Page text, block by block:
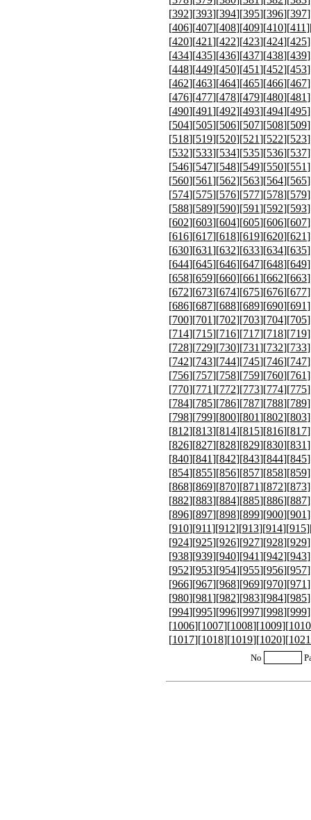
[392][393][394][395][396][397
[406][407][408][409][410][411
[420][421][422][423][424][425
[434][435][436][437][438][439
[448][449][450][451][452][453
[462][463][464][465][466][467
[476][477][478][479][480][481
[490][491][492][493][494][495
[504][505][506][507][508][509
[518][519][520][521][522][523
[532][533][534][535][536][537
[546][547][548][549][550][551
[560][561][562][563][564][565
[574][575][576][577][578][579
[588][589][590][591][592][593
[602][603][604][605][606][607
[616][617][618][619][620][621
[630][631][632][633][634][635
[644][645][646][647][648][649
[658][659][660][661][662][663
[672][673][674][675][676][677
[686][687][688][689][690][691
[700][701][702][703][704][705
[714][715][716][717][718][719
[728][729][730][731][732][733
[742][743][744][745][746][747
[756][757][758][759][760][761
[770][771][772][773][774][775
[784][785][786][787][788][789
[798][799][800][801][802][803
[812][813][814][815][816][817
[826][827][828][829][830][831
[840][841][842][843][844][845
[854][855][856][857][858][859
[868][869][870][871][872][873
[882][883][884][885][886][887
[896][897][898][899][900][901
[910][911][912][913][914][915
[924][925][926][927][928][929
[938][939][940][941][942][943
[952][953][954][955][956][957
[966][967][968][969][970][971
[980][981][982][983][984][985
[994][995][996][997][998][999
[1006][1007][1008][1009][1010
[1017][1018][1019][1020][1021
No